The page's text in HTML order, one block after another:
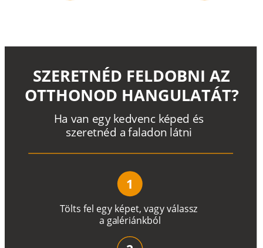
Tölts fel egy képet, vagyválassz
a galériánkból
Ha van egy kedvenc képed és
szeretnéd a faladon látni
SZERETNÉD FELDOBNI AZ
OTTHONOD HANGULATÁT?
1